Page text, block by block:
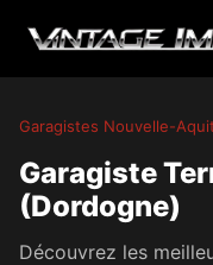
Garagistes Nouvelle-
Garagiste
(Dordogne)
Découvrez les